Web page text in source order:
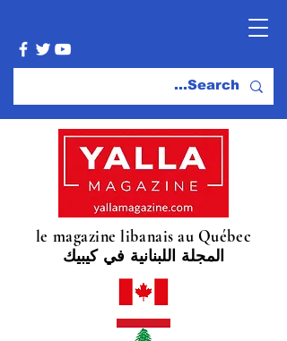
le magazine libanais au Québec
المجلة اللبنانية في كيبيك